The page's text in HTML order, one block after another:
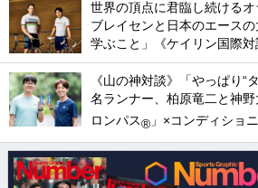
世界の頂点に君臨し続ける
ブレイセンと日本のエース
学ぶこと」《ケイリン国際対
《山の神対談》「やっぱり“
名ランナー、柏原竜二と神
ロンパス® 」×コンディショ